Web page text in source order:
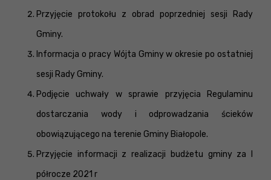
Przyjęcie protokołu z obrad poprzedniej sesji Rady
Gminy.
Informacja o pracy Wójta Gminy w okresie po ostatniej
sesji Rady Gminy.
Podjęcie uchwały w sprawie przyjęcia Regulaminu
dostarczania wody i odprowadzania ścieków
obowiązującego na terenie Gminy Białopole.
Przyjęcie informacji z realizacji budżetu gminy za I
półrocze 2021 r